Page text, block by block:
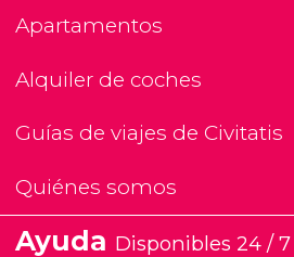
Apartamentos
Alquiler de coches
Guías de viajes de Civitatis
Quiénes somos
Ayuda Disponibles 24 / 7